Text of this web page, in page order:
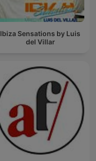
Ibiza Sensations by Luis
del Villar